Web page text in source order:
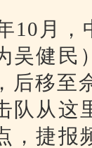
10月
吴健民
后移至
队从这
，捷报